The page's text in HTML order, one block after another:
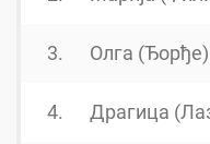
3. Олга (Ђорђе)
4. Драгица